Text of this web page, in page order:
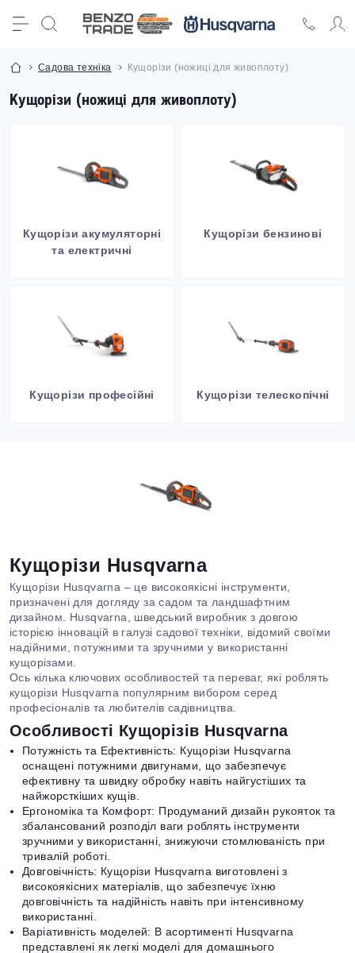
Садова техніка Кущорізи (ножиці для живоплоту)
Кущорізи (ножиці для живоплоту)
Кущорізи акумуляторні
та електричні
Кущорізи бензинові
Кущорізи професійні Кущорізи телескопічні
Кущорізи Husqvarna
Кущорізи Husqvarna – це високоякісні інструменти,
призначені для догляду за садом та ландшафтним
дизайном. Husqvarna, шведський виробник з довгою
історією інновацій в галузі садової техніки, відомий своїми
надійними, потужними та зручними у використанні
кущорізами.
Ось кілька ключових особливостей та переваг, які роблять
кущорізи Husqvarna популярним вибором серед
професіоналів та любителів садівництва.
Особливості Кущорізів Husqvarna
Потужність та Ефективність: Кущорізи Husqvarna
оснащені потужними двигунами, що забезпечує
ефективну та швидку обробку навіть найгустіших та
найжорсткіших кущів.
Ергономіка та Комфорт: Продуманий дизайн рукояток та
збалансований розподіл ваги роблять інструменти
зручними у використанні, знижуючи стомлюваність при
тривалій роботі.
Довговічність: Кущорізи Husqvarna виготовлені з
високоякісних матеріалів, що забезпечує їхню
довговічність та надійність навіть при інтенсивному
використанні.
Варіативність моделей: В асортименті Husqvarna
представлені як легкі моделі для домашнього